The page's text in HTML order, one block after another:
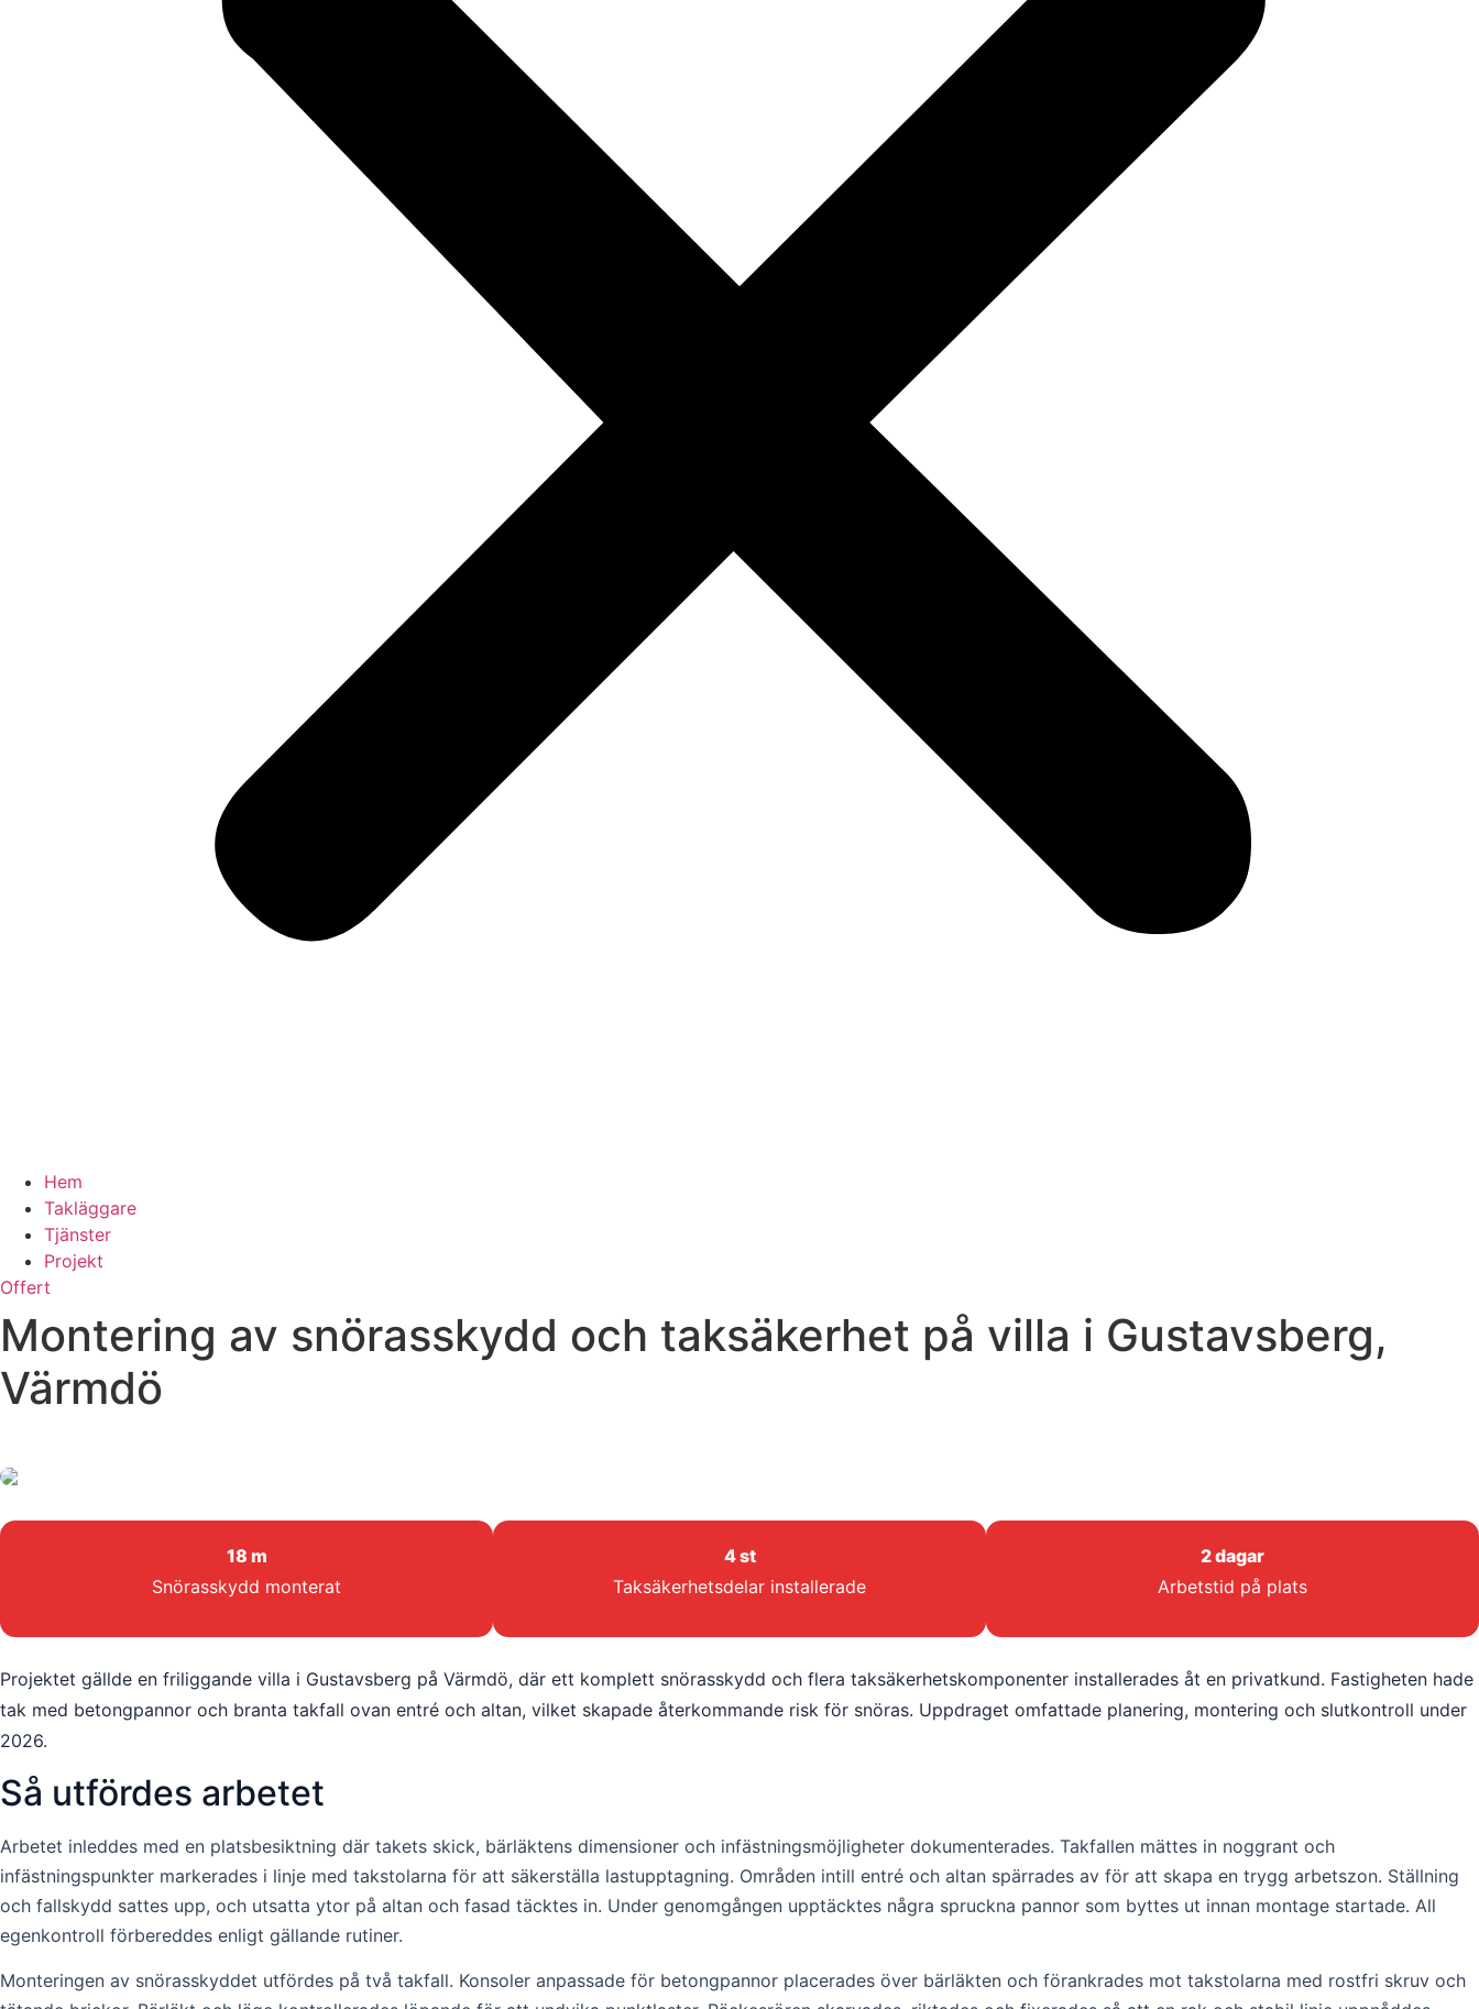
Hem
Takläggare
Tjänster
Projekt
Offert
Montering av snörasskydd och taksäkerhet på villa i Gustavsberg,
Värmdö
18 m
Snörasskydd monterat
4 st
Taksäkerhetsdelar installerade
2 dagar
Arbetstid på plats
Projektet gällde en friliggande villa i Gustavsberg på Värmdö, där ett komplett snörasskydd och flera taksäkerhetskomponenter installerades åt en privatkund. Fastigheten hade
tak med betongpannor och branta takfall ovan entré och altan, vilket skapade återkommande risk för snöras. Uppdraget omfattade planering, montering och slutkontroll under
2026.
Så utfördes arbetet
Arbetet inleddes med en platsbesiktning där takets skick, bärläktens dimensioner och infästningsmöjligheter dokumenterades. Takfallen mättes in noggrant och
infästningspunkter markerades i linje med takstolarna för att säkerställa lastupptagning. Områden intill entré och altan spärrades av för att skapa en trygg arbetszon. Ställning
och fallskydd sattes upp, och utsatta ytor på altan och fasad täcktes in. Under genomgången upptäcktes några spruckna pannor som byttes ut innan montage startade. All
egenkontroll förbereddes enligt gällande rutiner.
Monteringen av snörasskyddet utfördes på två takfall. Konsoler anpassade för betongpannor placerades över bärläkten och förankrades mot takstolarna med rostfri skruv och